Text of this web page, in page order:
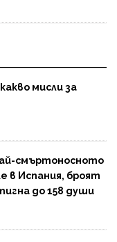
мисли за
смъртоносното
в Испания, броят
до 158 души